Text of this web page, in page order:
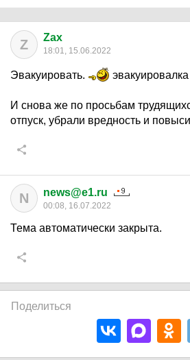
Z Zax
18:01, 15.06.2022
Эвакуировать.
И снова же по просьбам
отпуск, убрали вредность и
N news@e1.ru
00:08, 16.07.2022
Тема автоматически закрыта.
Поделиться